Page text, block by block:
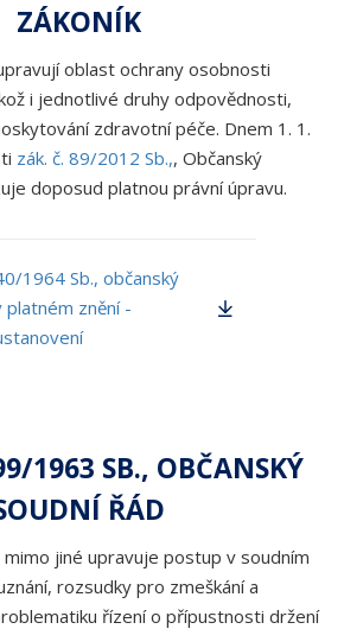
ZÁKONÍK
oblast ochrany osobnosti
i jednotlivé druhy odpovědnosti,
zdravotní péče. Dnem 1. 1.
zák. č. 89/2012 Sb.,, Občanský
doposud platnou právní úpravu.
1964 Sb., občanský
platném znění -
1963 SB., OBČANSKÝ
ŘÁD
jiné upravuje postup v soudním
rozsudky pro zmeškání a
řízení o přípustnosti držení